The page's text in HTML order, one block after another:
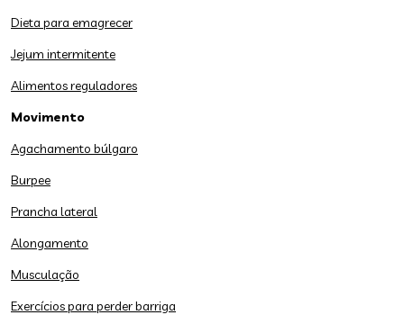
Dieta para emagrecer
Jejum intermitente
Alimentos reguladores
Movimento
Agachamento búlgaro
Burpee
Prancha lateral
Alongamento
Musculação
Exercícios para perder barriga